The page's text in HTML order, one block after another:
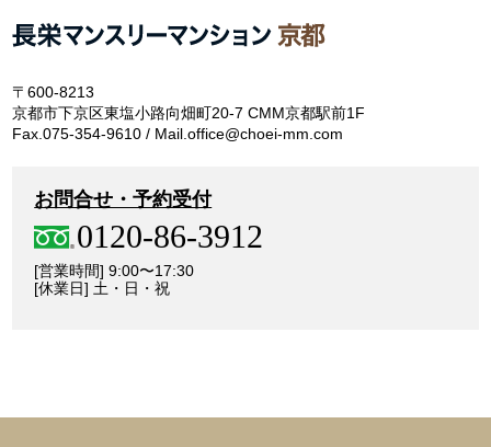
〒600-8213
京都市下京区東塩小路向畑町20-7 CMM京都駅前1F
Fax.075-354-9610 / Mail.office@choei-mm.com
お問合せ・予約受付
0120-86-3912
[営業時間] 9:00〜17:30
[休業日] 土・日・祝